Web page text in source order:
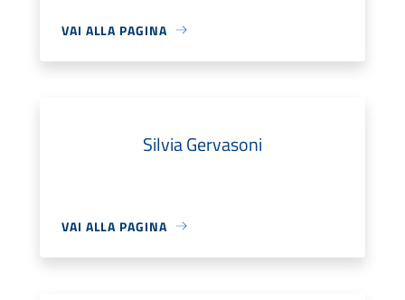
VAI ALLA PAGINA
Silvia Gervasoni
VAI ALLA PAGINA